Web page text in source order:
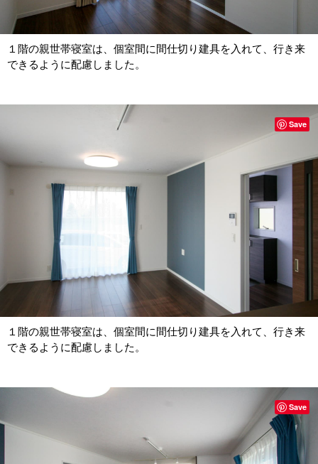
１階の親世帯寝室は、個室間に間仕切り建具を入れて、行き来
できるように配慮しました。
１階の親世帯寝室は、個室間に間仕切り建具を入れて、行き来
できるように配慮しました。
Save
Save